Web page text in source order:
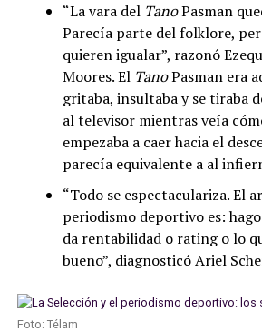
“La vara del TanoPasman
Parecía parte del folklore,
quieren igualar”, razonó
Moores. El TanoPasman era
gritaba, insultaba y se tiraba
al televisor mientras veía
empezaba a caer hacia el
parecía equivalente a al
“Todo se espectaculariza. El
periodismo deportivo es:
da rentabilidad o rating o lo
bueno”, diagnosticó Ariel
Foto: Télam